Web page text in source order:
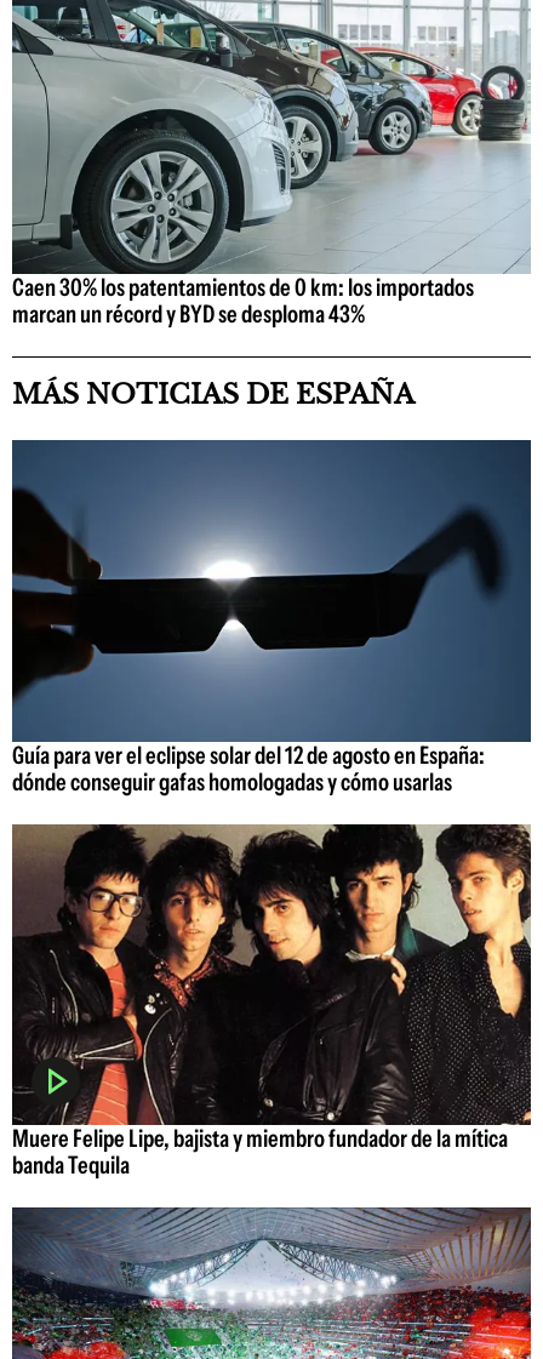
Caen 30% los patentamientos de 0 km: los importados
marcan un récord y BYD se desploma 43%
MÁS NOTICIAS DE ESPAÑA
Guía para ver el eclipse solar del 12 de agosto en España:
dónde conseguir gafas homologadas y cómo usarlas
Muere Felipe Lipe, bajista y miembro fundador de la mítica
banda Tequila